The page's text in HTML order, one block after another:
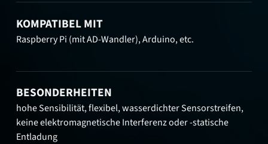
KOMPATIBEL MIT
Raspberry Pi (mit AD-Wandler), Arduino, etc.
BESONDERHEITEN
hohe Sensibilität, flexibel, wasserdichter Sensorstreifen,
keine elektromagnetische Interferenz oder -statische
Entladung